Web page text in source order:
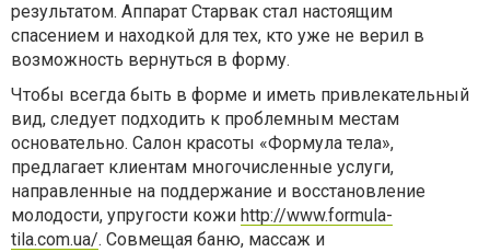
результатом. Аппарат Старвак стал настоящим
спасением и находкой для тех, кто уже не верил в
возможность вернуться в форму.
Чтобы всегда быть в форме и иметь привлекательный
вид, следует подходить к проблемным местам
основательно. Салон красоты «Формула тела»,
предлагает клиентам многочисленные услуги,
направленные на поддержание и восстановление
молодости, упругости кожи http://www.formula-
tila.com.ua/. Совмещая баню, массаж и